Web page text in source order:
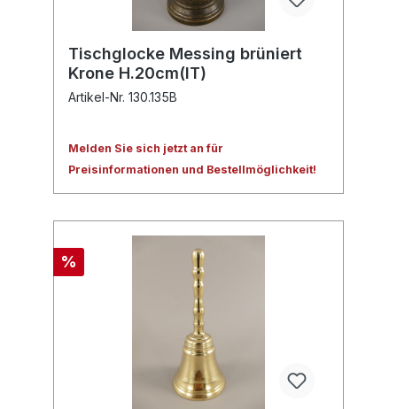
Tischglocke Messing brüniert
Krone H.20cm(IT)
Artikel-Nr. 130.135B
Melden Sie sich jetzt an für
Preisinformationen und Bestellmöglichkeit!
%